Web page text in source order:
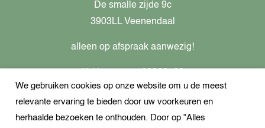
De smalle zijde 9c
3903LL Veenendaal
alleen op afspraak aanwezig!
Btw-nummer: nl862437301B01
+31621944547
We gebruiken cookies op onze website om u de meest
relevante ervaring te bieden door uw voorkeuren en
herhaalde bezoeken te onthouden. Door op "Alles